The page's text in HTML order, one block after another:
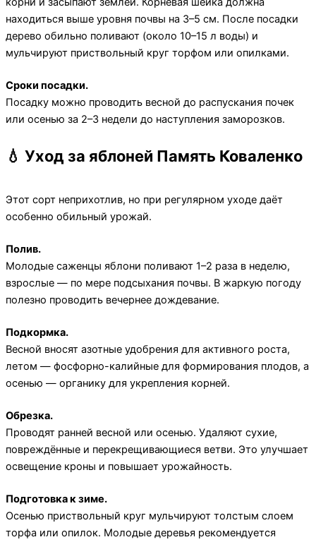
находиться выше уровня почвы на 3–5 см. После посадки
дерево обильно поливают (около 10–15 л воды) и
мульчируют приствольный круг торфом или опилками.
Сроки посадки.
Посадку можно проводить весной до распускания почек
или осенью за 2–3 недели до наступления заморозков.
💧 Уход за яблоней Память Коваленко
Этот сорт неприхотлив, но при регулярном уходе даёт
особенно обильный урожай.
Полив.
Молодые саженцы яблони поливают 1–2 раза в неделю,
взрослые — по мере подсыхания почвы. В жаркую погоду
полезно проводить вечернее дождевание.
Подкормка.
Весной вносят азотные удобрения для активного роста,
летом — фосфорно-калийные для формирования плодов, а
осенью — органику для укрепления корней.
Обрезка.
Проводят ранней весной или осенью. Удаляют сухие,
повреждённые и перекрещивающиеся ветви. Это улучшает
освещение кроны и повышает урожайность.
Подготовка к зиме.
Осенью приствольный круг мульчируют толстым слоем
торфа или опилок. Молодые деревья рекомендуется